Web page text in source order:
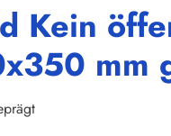
Kein
mm